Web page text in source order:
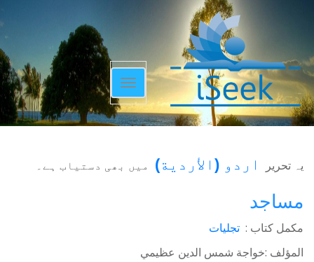
Toggle
navigation
یہ تحریر اردو ( الأردية) میں بھی دستیاب ہے۔
مساجد
مکمل کتاب : تجلیات
المؤلف :خواجة شمس الدين عظيمي